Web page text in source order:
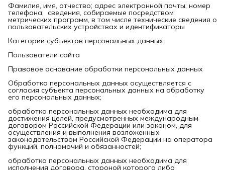
Фамилия, имя, отчество; адрес электронной почты; номер
телефона; сведения, собираемые посредством
метрических программ, в том числе технические сведения о
пользовательских устройствах и идентификаторы
Категории субъектов персональных данных
Пользователи сайта
Правовое основание обработки персональных данных
Обработка персональных данных осуществляется с
согласия субъекта персональных данных на обработку
его персональных данных;
обработка персональных данных необходима для
достижения целей, предусмотренных международным
договором Российской Федерации или законом, для
осуществления и выполнения возложенных
законодательством Российской Федерации на оператора
функций, полномочий и обязанностей;
обработка персональных данных необходима для
исполнения договора, стороной которого либо